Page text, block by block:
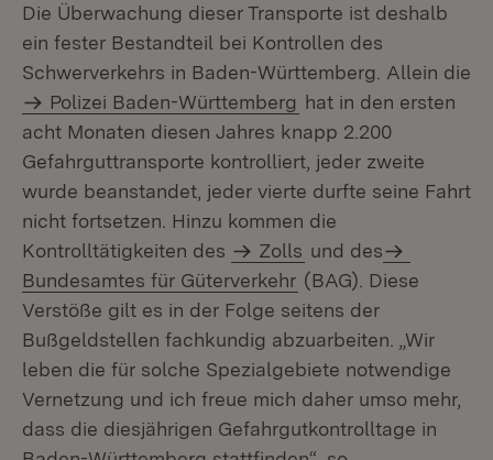
Die Überwachung dieser Transporte ist deshalb
ein fester Bestandteil bei Kontrollen des
Schwerverkehrs in Baden-Württemberg. Allein die
Polizei Baden-Württemberg hat in den ersten
acht Monaten diesen Jahres knapp 2.200
Gefahrguttransporte kontrolliert, jeder zweite
wurde beanstandet, jeder vierte durfte seine Fahrt
nicht fortsetzen. Hinzu kommen die
Kontrolltätigkeiten des
Zolls und des
Bundesamtes für Güterverkehr (BAG). Diese
Verstöße gilt es in der Folge seitens der
Bußgeldstellen fachkundig abzuarbeiten. „Wir
leben die für solche Spezialgebiete notwendige
Vernetzung und ich freue mich daher umso mehr,
dass die diesjährigen Gefahrgutkontrolltage in